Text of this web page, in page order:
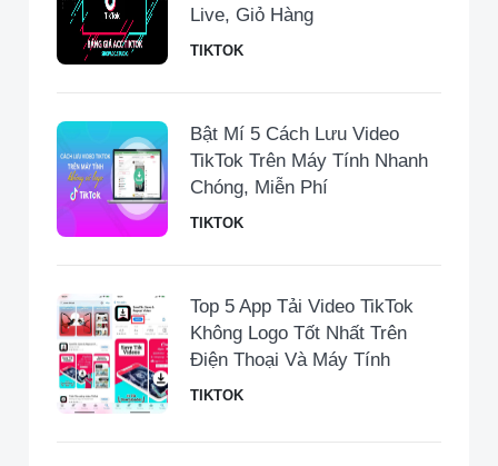
Live, Giỏ Hàng
TIKTOK
Bật Mí 5 Cách Lưu Video
TikTok Trên Máy Tính Nhanh
Chóng, Miễn Phí
TIKTOK
Top 5 App Tải Video TikTok
Không Logo Tốt Nhất Trên
Điện Thoại Và Máy Tính
TIKTOK